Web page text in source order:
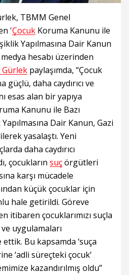
TBMM Genel
'Çocuk Koruma Kanunu ile
Yapılmasına Dair Kanun
hesabı üzerinden
Gürlek paylaşımda, “Çocuk
daha caydırıcı ve
esas alan bir yapıya
Kanunu ile Bazı
Dair Kanun, Gazi
yasalaştı. Yeni
daha caydırıcı
çocukların suçörgütleri
karşı mücadele
küçük çocuklar için
hale getirildi. Göreve
itibaren çocuklarımızı suçla
uygulamaları
Bu kapsamda ‘suça
‘adli süreçteki çocuk’
kazandırılmış oldu”